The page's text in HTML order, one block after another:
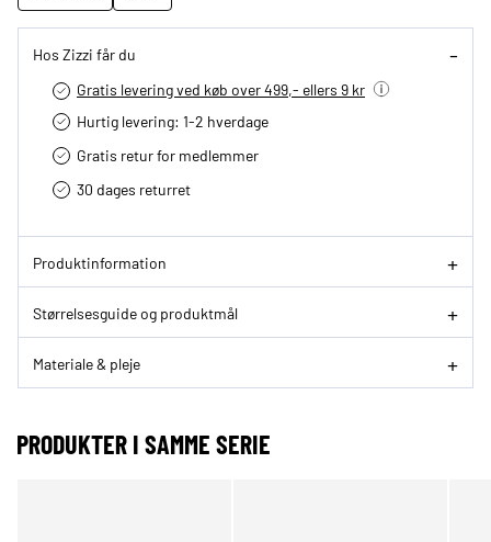
Hos Zizzi får du
Gratis levering ved køb over 499,- ellers 9 kr
Hurtig levering­: 1-2 hverdage
Gratis retur for medlemmer
30 dages returret
Produktinformation
Størrelsesguide og produktmål
Materiale & pleje
PRODUKTER I SAMME SERIE